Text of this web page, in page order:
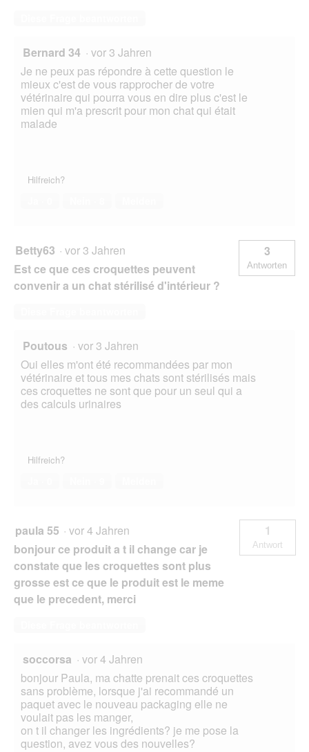
Bernard 34 · vor 3 Jahren
Je ne peux pas répondre à cette question le
mieux c'est de vous rapprocher de votre
vétérinaire qui pourra vous en dire plus c'est le
mien qui m'a prescrit pour mon chat qui était
malade
Hilfreich?
Betty63 · vor 3 Jahren
Est ce que ces croquettes peuvent
convenir a un chat stérilisé d'intérieur ?
3
Antworten
Poutous · vor 3 Jahren
Oui elles m'ont été recommandées par mon
vétérinaire et tous mes chats sont stérilisés mais
ces croquettes ne sont que pour un seul qui a
des calculs urinaires
Hilfreich?
paula 55 · vor 4 Jahren
bonjour ce produit a t il change car je
constate que les croquettes sont plus
grosse est ce que le produit est le meme
que le precedent, merci
1
Antwort
soccorsa · vor 4 Jahren
bonjour Paula, ma chatte prenait ces croquettes
sans problème, lorsque j'ai recommandé un
paquet avec le nouveau packaging elle ne
voulait pas les manger,
on t il changer les ingrédients? je me pose la
question, avez vous des nouvelles?